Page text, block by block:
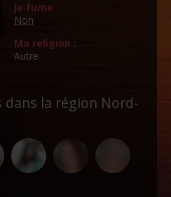
Je fume :
Non
Ma religion :
Autre
la région Nord-